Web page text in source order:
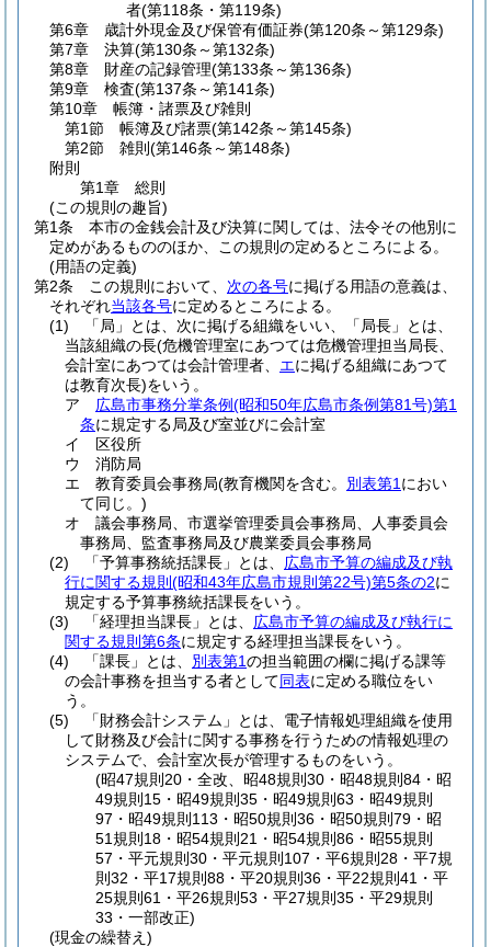
者(第118条・第119条)
第6章
歳計外現金及び保管有価証券(第120条～第129条)
第7章
決算(第130条～第132条)
第8章
財産の記録管理(第133条～第136条)
第9章
検査(第137条～第141条)
第10章
帳簿・諸票及び雑則
第1節
帳簿及び諸票(第142条～第145条)
第2節
雑則 (第146条～第148条)
附則
第1章
総則
(この規則の趣旨)
第1条
本市の金銭会計及び決算に関しては、法令その他別に
定めがあるもののほか、この規則の定めるところによる。
(用語の定義)
第2条
この規則において、 次の各号に掲げる用語の意義は、
それぞれ当該各号に定めるところによる。
(1)
「局」とは、次に掲げる組織をいい、「局長」とは、
当該組織の長(危機管理室にあつては危機管理担当局長、
会計室にあつては会計管理者、 エに掲げる組織にあつて
は教育次長)をいう。
ア
広島市事務分掌条例(昭和50年広島市条例第81号)第1
条に規定する局及び室並びに会計室
イ
区役所
ウ
消防局
エ
教育委員会事務局(教育機関を含む。 別表第1 におい
て同じ。)
オ
議会事務局、市選挙管理委員会事務局、人事委員会
事務局、監査事務局及び農業委員会事務局
(2)
「予算事務統括課長」とは、 広島市予算の編成及び執
行に関する規則 (昭和43年広島市規則第22号)第5条の2に
規定する予算事務統括課長をいう。
(3)
「経理担当課長」とは、 広島市予算の編成及び執行に
関する規則第6条に規定する経理担当課長をいう。
(4)
「課長」とは、 別表第1の担当範囲の欄に掲げる課等
の会計事務を担当する者として同表に定める職位をい
う。
(5)
「財務会計システム」とは、電子情報処理組織を使用
して財務及び会計に関する事務を行うための情報処理の
システムで、会計室次長が管理するものをいう。
(昭47規則20・全改、昭48規則30・昭48規則84・昭
49規則15・昭49規則35・昭49規則63・昭49規則
97・昭49規則113・昭50規則36・昭50規則79・昭
51規則18・昭54規則21・昭54規則86・昭55規則
57・平元規則30・平元規則107・平6規則28・平7規
則32・平17規則88・平20規則36・平22規則41・平
25規則61・平26規則53・平27規則35・平29規則
33・一部改正)
(現金の繰替え)